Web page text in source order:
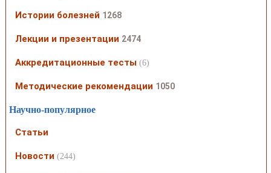
Истории болезней 1268
Лекции и презентации 2474
Аккредитационные тесты (6)
Методические рекомендации 1050
Научно-популярное
Статьи
Новости (244)